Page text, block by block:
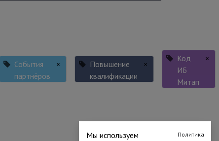
События
партнёров
×
Повышение
квалификации
×
Код
ИБ
Митап
×
Мы используем
Политика